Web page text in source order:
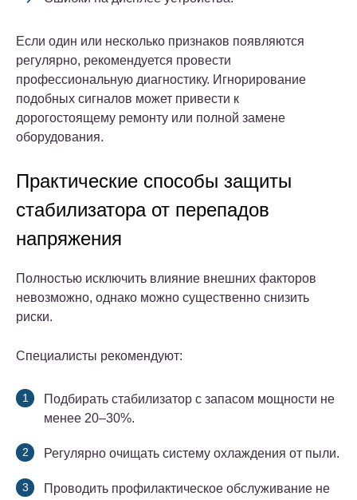
Если один или несколько признаков появляются
регулярно, рекомендуется провести
профессиональную диагностику. Игнорирование
подобных сигналов может привести к
дорогостоящему ремонту или полной замене
оборудования.
Практические способы защиты
стабилизатора от перепадов
напряжения
Полностью исключить влияние внешних факторов
невозможно, однако можно существенно снизить
риски.
Специалисты рекомендуют:
Подбирать стабилизатор с запасом мощности не
менее 20–30%.
Регулярно очищать систему охлаждения от пыли.
Проводить профилактическое обслуживание не